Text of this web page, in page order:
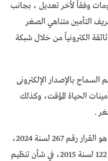
وفقاً لأخر تعديل ، بجانب
لسنة 2016 بشأن تعريف التأمين متناهي الصغر
الكترونياً من خلال شبكة
بالإصدار الإلكترونى
الحياة المؤقت، وكذلك
.
وأشار، إلى أن كان آخر هذه القرارات هو القرار رقم 267 لسنة 2024،
بتعديل قرار مجلس إدارة الهيئة رقم 122 لسنة 2015، في شأن تنظيم